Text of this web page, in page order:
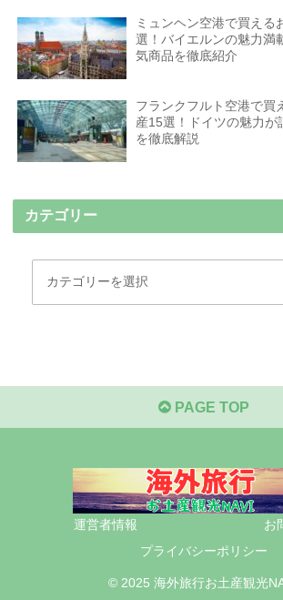
ミュンヘン空港で買える
選！バイエルンの魅力満
気商品を徹底紹介
フランクフルト空港で買
産15選！ドイツの魅力が
を徹底解説
カテゴリー
PAGE TOP
運営者情報
お
プライバシーポリシー
© 2025 海外旅行お土産観光